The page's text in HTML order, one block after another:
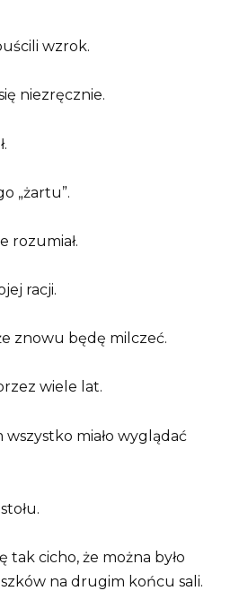
wzrok.
niezręcznie.
„żartu”.
rozumiał.
racji.
znowu będę milczeć.
wiele lat.
miało wyglądać
tak cicho, że można było
na drugim końcu sali.